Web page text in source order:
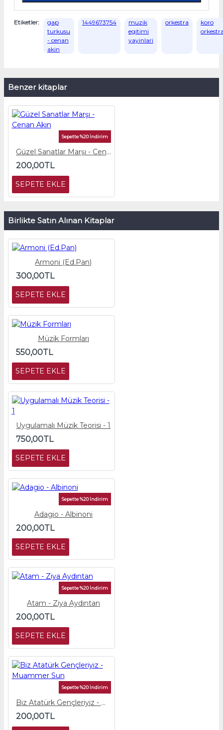
Etiketler:
gap
turkusu
- cenan
akin
1449673754
muzik
egitimi
yayinlari
orkestra
koro
Benzer kitaplar
Sepette %20 İndirim
Güzel Sanatlar Marşı - Cenan Akın
200,00TL
SEPETE EKLE
Birlikte Satın Alınan Kitaplar
Armoni (Ed.Pan)
300,00TL
SEPETE EKLE
Müzik Formları
550,00TL
SEPETE EKLE
Uygulamalı Müzik Teorisi - 1
750,00TL
SEPETE EKLE
Sepette %20 İndirim
Adagio - Albinoni
200,00TL
SEPETE EKLE
Sepette %20 İndirim
Atam - Ziya Aydıntan
200,00TL
SEPETE EKLE
Sepette %20 İndirim
Biz Atatürk Gençleriyiz - Muammer Sun
200,00TL